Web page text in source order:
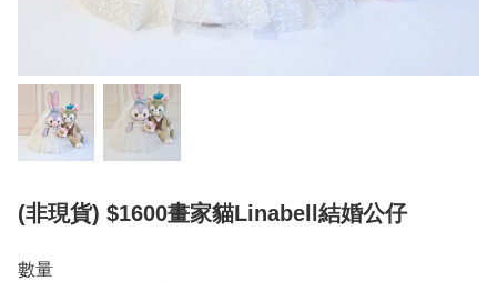
(非現貨) $1600畫家貓Linabell結婚公仔
數量